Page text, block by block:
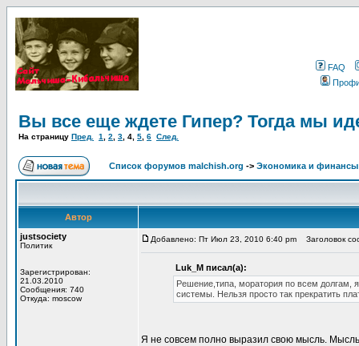
FAQ
Вы все еще ждете Гипер? Тогда мы
На страницу Пред. 1 2 3 4 5 6 След.
Список форумов malchish.org -> Экономика и финансы
Автор
justsociety
Политик
Зарегистрирован:
21.03.2010
Сообщения: 740
Откуда: moscow
Добавлено: Пт Июл 23, 2010 6:40 pm Заголовок
Luk_M писал(а):
Решение,типа, моратория по всем долгам,
системы. Нельзя просто так прекратить
Я не совсем полно выразил свою мысль.